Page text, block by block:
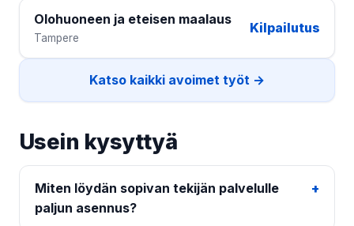
Olohuoneen ja eteisen maalaus
Tampere
Kilpailutus
Katso kaikki avoimet työt →
Usein kysyttyä
Miten löydän sopivan tekijän palvelulle
paljun asennus?